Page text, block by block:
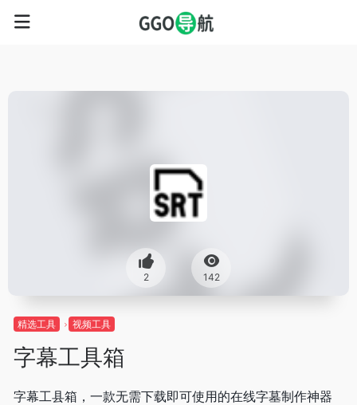
2 142
精选工具 视频工具
字幕工具箱
字幕工县箱，一款无需下载即可使用的在线字墓制作神器